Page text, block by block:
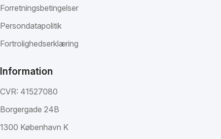
Forretningsbetingelser
Persondatapolitik
Fortrolighedserklæring
Information
CVR: 41527080
Borgergade 24B
1300 København K